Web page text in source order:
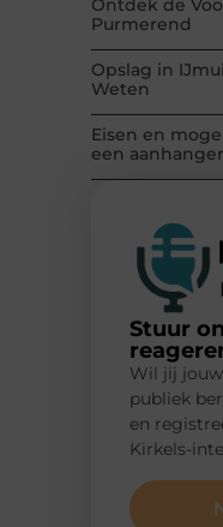
Ontdek de
Purmerend
Opslag in
Weten
Eisen en
een
Stuur
Wil jij
publiek
en
Kirkels-